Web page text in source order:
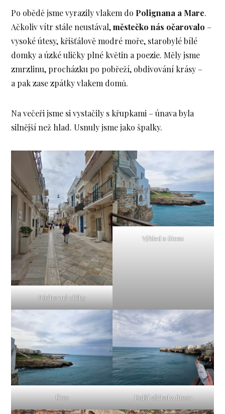
Po obědě jsme vyrazily vlakem do Polignana a Mare.
Ačkoliv vítr stále neustával,městečko nás očarovalo –
vysoké útesy, křišťálově modré moře, starobylé bílé
domky a úzké uličky plné květin a poezie. Měly jsme
zmrzlinu, procházku po pobřeží, obdivování krásy –
a pak zase zpátky vlakem domů.
Na večeři jsme si vystačily s křupkami – únava byla
silnější než hlad. Usnuly jsme jako špalky.
Nádherné uličky
Výhled z útesu
Útes Další výhled z útesu